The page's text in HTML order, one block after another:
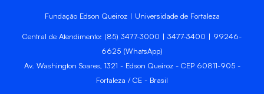
Fundação Edson Queiroz | Universidade de Fortaleza
Central de Atendimento: (85) 3477-3000 | 3477-3400 | 99246-
6625 (WhatsApp)
Av. Washington Soares, 1321 - Edson Queiroz - CEP 60811-905 -
Fortaleza / CE - Brasil